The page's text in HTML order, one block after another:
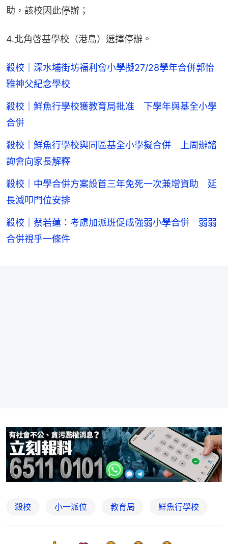
助，該校因此停辦；
4.北角啓基學校（港島）選擇停辦。
殺校｜深水埔街坊福利會小學擬27/28學年合併郭怡
雅神父紀念學校
殺校｜鮮魚行學校獲教育局批准 下學年與基全小學
合併
殺校｜鮮魚行學校與同區基全小學擬合併 上周辦諮
詢會向家長解釋
殺校｜中學合併方案設首三年免死一次兼增資助 延
長減叩門位安排
殺校｜蔡若蓮：考慮加派班促成強弱小學合併 弱弱
合併視乎一條件
殺校 小一派位 教育局 鮮魚行學校